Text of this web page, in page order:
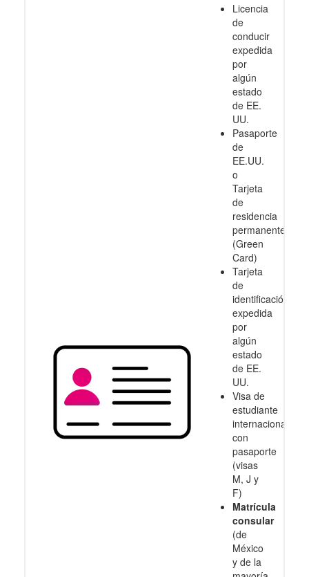
Licencia
de
conducir
expedida
por
algún
estado
de EE.
UU.
Pasaporte
de
EE.UU.
o
Tarjeta
de
residencia
permanente
(Green
Card)
Tarjeta
de
identificación
expedida
por
algún
estado
de EE.
UU.
Visa de
estudiante
internacional
con
pasaporte
(visas
M, J y
F)
Matrícula
consular
(de
México
y de la